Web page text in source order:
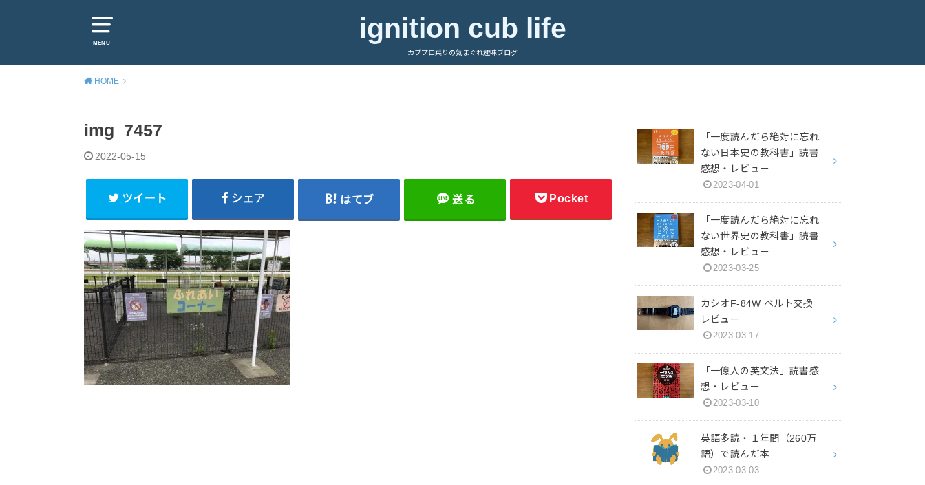
MENU ignition cub life
カブプロ乗りの気まぐれ趣味ブログ
HOME
img_7457
2022-05-15
ツイート シェア はてブ 送る Pocket
「一度読んだら絶対に忘れ
ない日本史の教科書」読書
感想・レビュー
2023-04-01
「一度読んだら絶対に忘れ
ない世界史の教科書」読書
感想・レビュー
2023-03-25
カシオF-84W ベルト交換
レビュー
2023-03-17
「一億人の英文法」読書感
想・レビュー
2023-03-10
英語多読・１年間（260万
語）で読んだ本
2023-03-03